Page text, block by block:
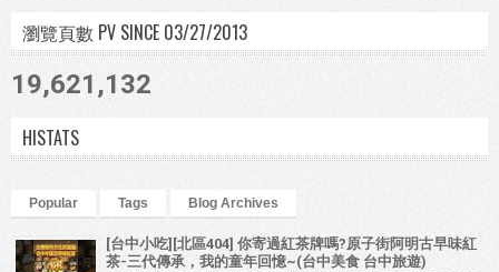
瀏覽頁數 PV SINCE 03/27/2013
19,621,132
HISTATS
Popular Tags Blog Archives
[台中小吃][北區404] 你寄過紅茶牌嗎?原子街阿明古早味紅
茶-三代傳承，我的童年回憶~(台中美食 台中旅遊)